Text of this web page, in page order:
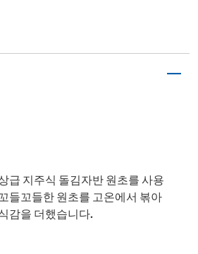
급 지주식 돌김자반 원초를 사용
들꼬들한 원초를 고온에서 볶아
감을 더했습니다.